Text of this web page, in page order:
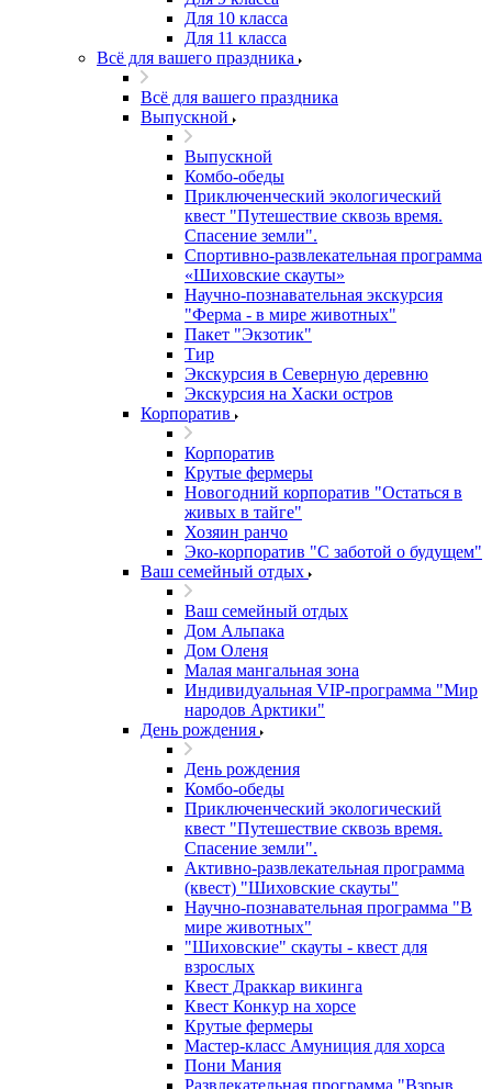
Для 10 класса
Для 11 класса
Всё для вашего праздника
Всё для вашего праздника
Выпускной
Выпускной
Комбо-обеды
Приключенческий экологический
квест "Путешествие сквозь время.
Спасение земли".
Спортивно-развлекательная программа
«Шиховские скауты»
Научно-познавательная экскурсия
"Ферма - в мире животных"
Пакет "Экзотик"
Тир
Экскурсия в Северную деревню
Экскурсия на Хаски остров
Корпоратив
Корпоратив
Крутые фермеры
Новогодний корпоратив "Остаться в
живых в тайге"
Хозяин ранчо
Эко-корпоратив "С заботой о будущем"
Ваш семейный отдых
Ваш семейный отдых
Дом Альпака
Дом Оленя
Малая мангальная зона
Индивидуальная VIP-программа "Мир
народов Арктики"
День рождения
День рождения
Комбо-обеды
Приключенческий экологический
квест "Путешествие сквозь время.
Спасение земли".
Активно-развлекательная программа
(квест) "Шиховские скауты"
Научно-познавательная программа "В
мире животных"
"Шиховские" скауты - квест для
взрослых
Квест Драккар викинга
Квест Конкур на хорсе
Крутые фермеры
Мастер-класс Амуниция для хорса
Пони Мания
Развлекательная программа "Взрыв